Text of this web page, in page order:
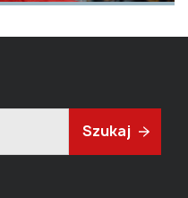
Szukaj